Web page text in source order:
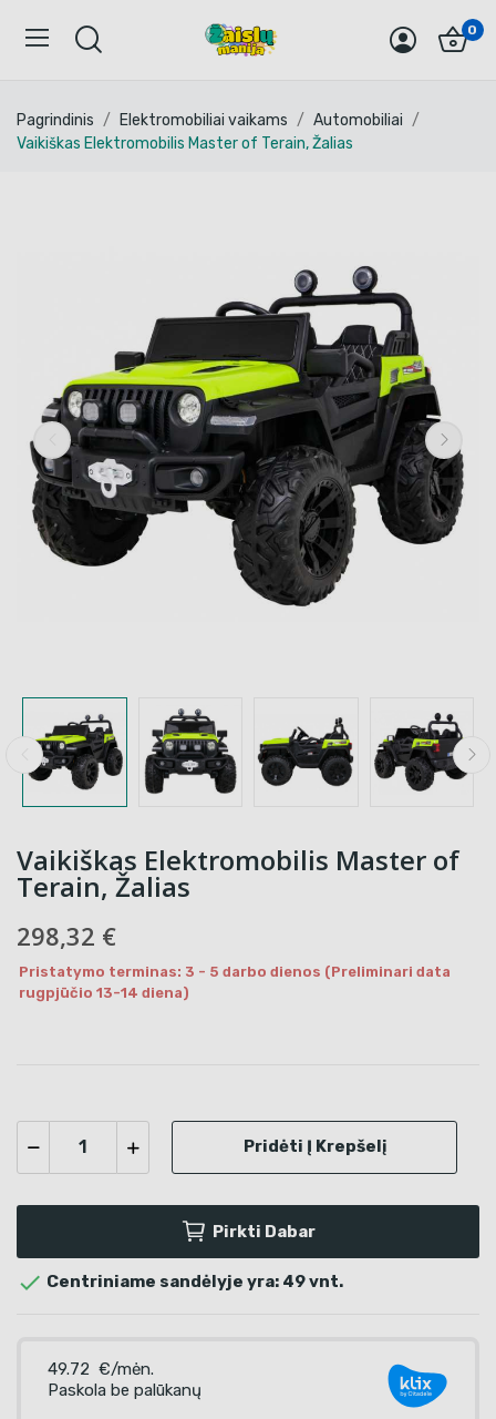
0
Pagrindinis Elektromobiliai vaikams
Automobiliai
Vaikiškas Elektromobilis Master of Terain, Žalias
Vaikiškas Elektromobilis Master of
Terain, Žalias
298,32 €
Pristatymo terminas: 3 - 5 darbo dienos (Preliminari data
rugpjūčio 13-14 diena)
Pridėti Į Krepšelį
Pirkti Dabar
 Centriniame sandėlyje yra: 49 vnt.